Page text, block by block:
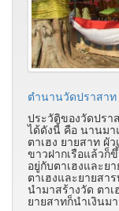
ตำนานวัดปราสาท
ประวัติของวัดปรา
ได้ดังนี้ คือ นานมา
ตาเฮง ยายสาท ผั
ขาวฝากเรือแล้วก็
อยู่กับตาเฮงและย
ตาเฮงและยายสา
นำมาสร้างวัด ตาเ
ยายสาทก็นำเงินม